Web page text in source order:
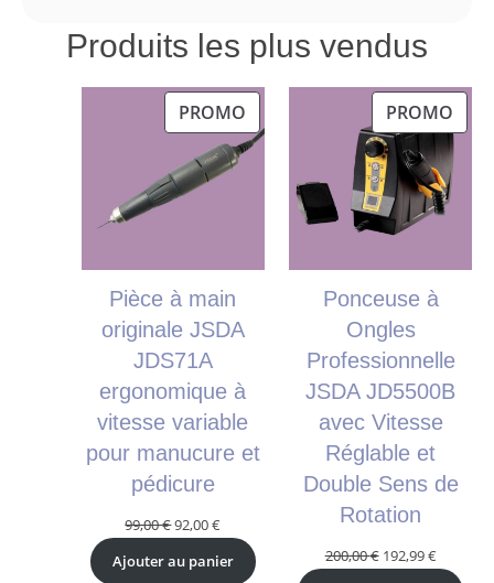
Produits les plus vendus
PROMOPRODUIT
EN
PROMOTION
Pièce à main
originale JSDA
JDS71A
ergonomique à
vitesse variable
pour manucure et
pédicure
99,00€Le
initial
92,00€Le
prix
actuel
Ajouter au panier
PROMO
EN
Ponceuse à
Ongles
Professionnelle
JSDA JD5500B
avec Vitesse
Réglable et
Double Sens de
Rotation
200,00€ Le
192,99€Le